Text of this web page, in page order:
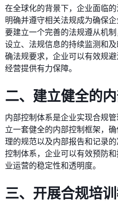
在全球化的背景下，企业面临的
明确并遵守相关法规成为确保
要建立一个完善的法规遵从机
设立、法规信息的持续监测和
确法规要求，企业可以有效规
经营提供有力保障。
二、建立健全的
内部控制体系是企业实现合规
立一套健全的内部控制框架，
理的规范以及内部报告和记录
控制体系，企业可以有效预防
业运营的稳定性和透明度。
三、开展合规培